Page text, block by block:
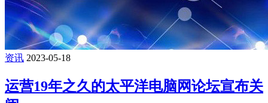
资讯 2023-05-18
运营19年之久的太平洋电脑网论坛宣布关